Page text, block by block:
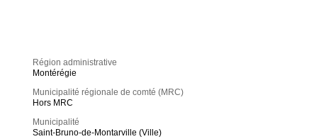
Région administrative
Montérégie
Municipalité régionale de comté (MRC)
Hors MRC
Municipalité
Saint-Bruno-de-Montarville (Ville)